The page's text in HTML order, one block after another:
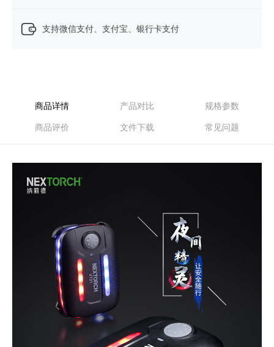
支持微信支付、支付宝、银行卡支付
商品详情 产品对比
规格参数
商品评价
文件下载 常见问题